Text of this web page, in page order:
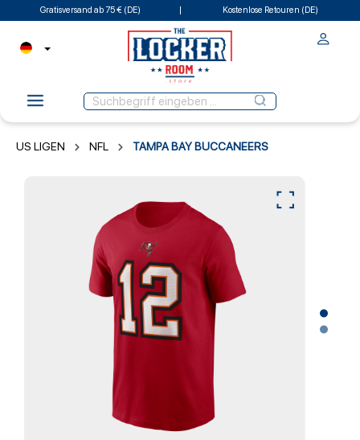
Gratisversand ab 75 € (DE) Kostenlose Retouren (DE)
US LIGEN NFL TAMPA BAY BUCCANEERS